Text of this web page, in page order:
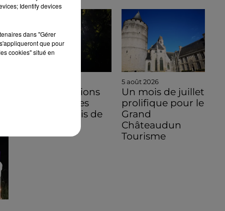
Des conditions
hors normes
pour le mois de
juillet 2026
5 août 2026
Un mois de juillet
prolifique pour le
Grand
Châteaudun
Tourisme
Identify devices
dans "Gérer
que pour
cookies" situé en